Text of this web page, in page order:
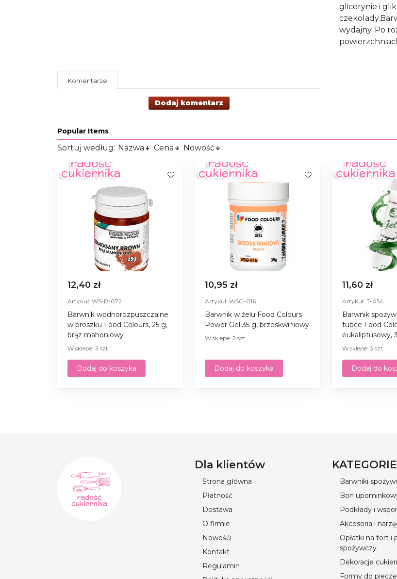
glicerynie i
wydajny. Po
Komentarze
Dodaj komentarz
Popular Items
Sortuj według: Nazwa Cena Nowość
12,40 zł
Artykuł: WS-P-072
Barwnik wodnorozpuszczalne
w proszku Food Colours, 25 g,
brąz mahoniowy
W sklepe: 3 szt.
Dodaj do koszyka
10,95 zł
Artykuł: WSG-016
Barwnik w żelu Food Colours
Power Gel 35 g, brzoskwiniowy
W sklepe: 2 szt.
Dodaj do koszyka
11,60 zł
Artykuł: T-054
Barwnik
tubce Food
eukaliptusowy,
W sklepe: 3 szt.
Dodaj do
Dla klientów
Strona główna
Płatność
Dostawa
O firmie
Nowośći
Kontakt
Regulamin
KATEGORIE
Barwniki
Bon
Podkłady i
Akcesoria i
Opłatki na tort i
spożywczy
Dekoracje
Formy do